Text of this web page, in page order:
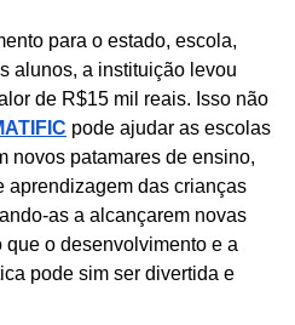
para o estado, escola,
alunos, a instituição levou
de R$15 mil reais. Isso não
pode ajudar as escolas
novos patamares de ensino,
aprendizagem das crianças
as a alcançarem novas
o desenvolvimento e a
pode sim ser divertida e